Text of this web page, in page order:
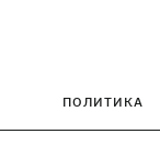
ПОЛИТИКА